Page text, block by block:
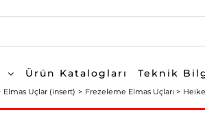
Ürün Katalogları Teknik
Elmas Uçlar (insert) Frezeleme Elmas Uçları